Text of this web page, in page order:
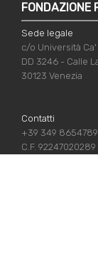
FONDAZIONE
Sede legale
c/o Università Ca'
DD 3246 - Calle
30123 Venezia
Contatti
+39 349 8654789
C.F. 92247020289